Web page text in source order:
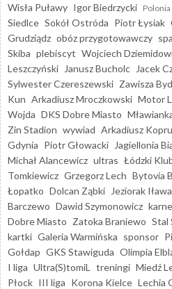
Wisła Puławy Igor Biedrzycki Polonia
Siedlce Sokół Ostróda Piotr Łysiak
Grudziądz obóz przygotowawczy
Skiba plebiscyt Wojciech
Leszczyński
Janusz Bucholc Jacek
Sylwester Czereszewski Zawisza
Kun Arkadiusz Mroczkowski Motor
Wojda DKS Dobre Miasto
Zin Stadion wywiad Arkadiusz
Gdynia Piotr Głowacki Jagiellonia
Michał Alancewicz ultras Łódzki
Tomkiewicz Grzegorz Lech Bytovia
Łopatko Dolcan Ząbki Jeziorak Iława
Barczewo Dawid Szymonowicz
Dobre Miasto Zatoka Braniewo Stal
kartki Galeria Warmińska sponsor
Gołdap GKS Stawiguda Olimpia
I liga Ultra(S)tomiL treningi Miedź
Płock III liga Korona Kielce Lechia